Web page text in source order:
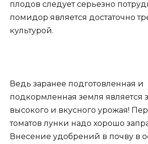
плодов следует серьезно
помидор является достаточно
культурой.
Ведь заранее подготовленная и
подкормленная земля является
высокого и вкусного урожая!
томатов лунки надо хорошо
Внесение удобрений в почву в